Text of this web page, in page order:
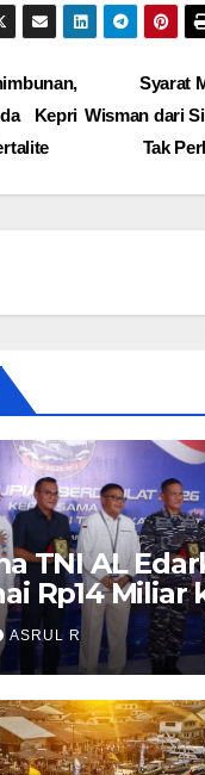
Syarat
Wisman dari
Tak
Kepri
TNI AL
Rp14 Miliar
di Kepri
ASRUL R